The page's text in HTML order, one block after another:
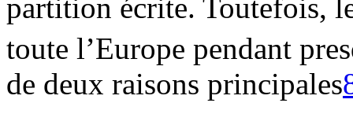
partition écrite. Toutefois,
toute l’Europe pendant
de deux raisons principales